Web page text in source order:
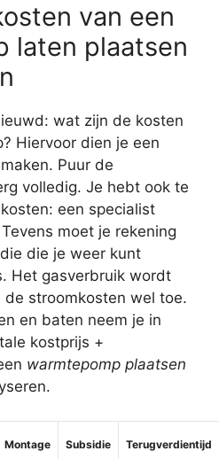
van een
laten plaatsen
wat zijn de kosten
Hiervoor dien je een
Puur de
volledig. Je hebt ook te
een specialist
moet je rekening
die je weer kunt
Het gasverbruik wordt
stroomkosten wel toe.
en baten neem je in
kostprijs +
warmtepomp plaatsen
Montage Subsidie Terugverdientijd